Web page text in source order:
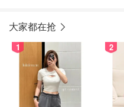
大家都在抢
1 2